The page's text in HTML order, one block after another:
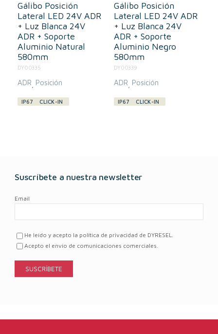
Gálibo Posición
Lateral LED 24V ADR
+ Luz Blanca 24V
ADR + Soporte
Aluminio Natural
580mm
DY00335
ADR, Posición
IP67 CLICK-IN
Gálibo Posición
Lateral LED 24V ADR
+ Luz Blanca 24V
ADR + Soporte
Aluminio Negro
580mm
DY00339
ADR, Posición
IP67 CLICK-IN
Suscríbete a nuestra newsletter
Email
He leído y acepto la política de privacidad de DYRESEL.
Acepto el envío de comunicaciones comerciales.